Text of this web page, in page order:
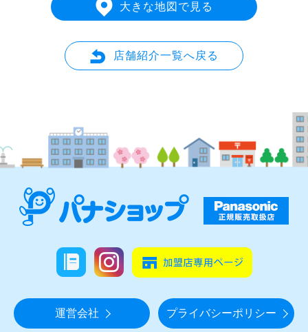
大きな地図で見る
店舗紹介一覧へ戻る
運営会社 プライバシーポリシー